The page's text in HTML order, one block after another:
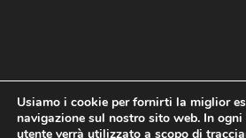
Home Statuto e bilancio
Usiamo i cookie per fornirti la miglior
navigazione sul nostro sito web. In
utente verrà utilizzato a scopo di